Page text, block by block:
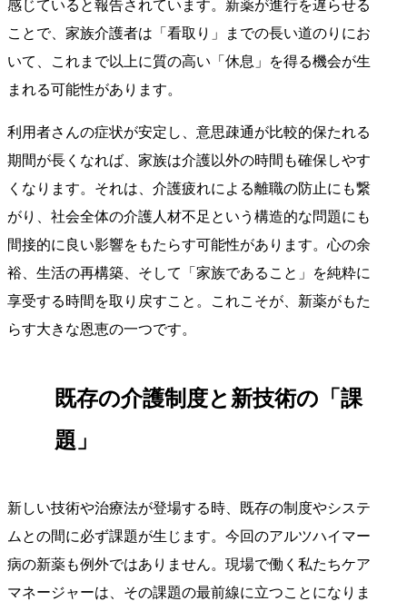
感じていると報告されています。新薬が進行を遅らせる
ことで、家族介護者は「看取り」までの長い道のりにお
いて、これまで以上に質の高い「休息」を得る機会が生
まれる可能性があります。
利用者さんの症状が安定し、意思疎通が比較的保たれる
期間が長くなれば、家族は介護以外の時間も確保しやす
くなります。それは、介護疲れによる離職の防止にも繋
がり、社会全体の介護人材不足という構造的な問題にも
間接的に良い影響をもたらす可能性があります。心の余
裕、生活の再構築、そして「家族であること」を純粋に
享受する時間を取り戻すこと。これこそが、新薬がもた
らす大きな恩恵の一つです。
既存の介護制度と新技術の「課
題」
新しい技術や治療法が登場する時、既存の制度やシステ
ムとの間に必ず課題が生じます。今回のアルツハイマー
病の新薬も例外ではありません。現場で働く私たちケア
マネージャーは、その課題の最前線に立つことになりま